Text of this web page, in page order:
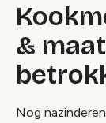
&
Nog